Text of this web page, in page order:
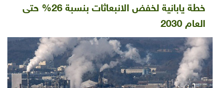
خطة يابانية لخفض الانبعاثات بنسبة 26% حتى
العام 2030